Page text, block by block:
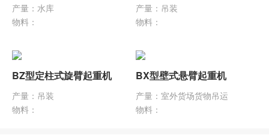
产量：水库
物料：
产量：吊装
物料：
BZ型定柱式旋臂起重机
产量：吊装
物料：
BX型壁式悬臂起重机
产量：室外货场货物吊运
物料：